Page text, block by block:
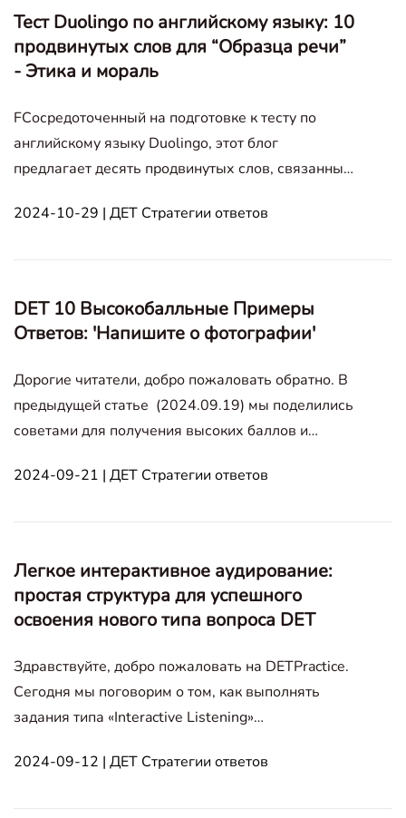
Тест Duolingo по английскому языку: 10
продвинутых слов для “Образца речи”
- Этика и мораль
FСосредоточенный на подготовке к тесту по
английскому языку Duolingo, этот блог
предлагает десять продвинутых слов, связанных
определения, примеры использования и
2024-10-29 | ДЕТ Стратегии ответов
DET 10 Высокобалльные Примеры
Ответов: 'Напишите о фотографии'
Дорогие читатели, добро пожаловать обратно. В
предыдущей статье (2024.09.19) мы поделились
советами для получения высоких баллов и
оценками. Этот блог пост поделится стратегиями
2024-09-21 | ДЕТ Стратегии ответов
Легкое интерактивное аудирование:
простая структура для успешного
освоения нового типа вопроса DET
Здравствуйте, добро пожаловать на DETPractice.
Сегодня мы поговорим о том, как выполнять
задания типа «Interactive Listening»
других статей, где даются общие рекомендации,
2024-09-12 | ДЕТ Стратегии ответов